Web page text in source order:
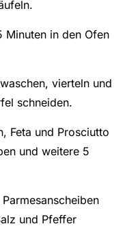
Minuten in den Ofen
vierteln und
schneiden.
Feta und Prosciutto
und weitere 5
und Pfeffer